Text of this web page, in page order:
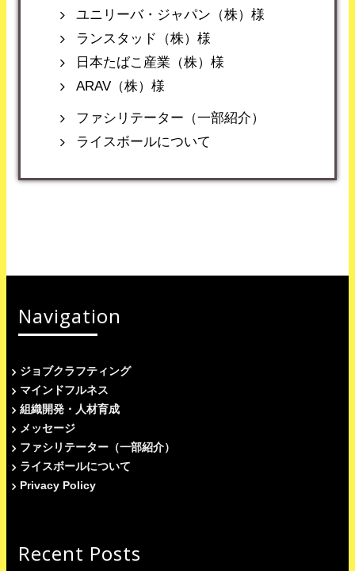
ユニリーバ・ジャパン（株）様
ランスタッド（株）様
日本たばこ産業（株）様
ARAV（株）様
ファシリテーター（一部紹介）
ライスボールについて
Navigation
ジョブクラフティング
マインドフルネス
組織開発・人材育成
メッセージ
ファシリテーター（一部紹介）
ライスボールについて
Privacy Policy
Recent Posts